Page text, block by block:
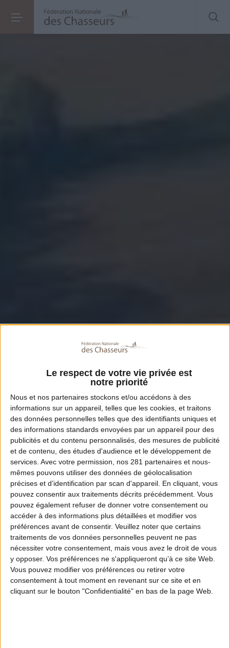
Le respect de votre vie privée est
notre priorité
Nous et nos partenaires stockons et/ou accédons à des
informations sur un appareil, telles que les cookies, et traitons
des données personnelles telles que des identifiants uniques et
des informations standards envoyées par un appareil pour des
publicités et du contenu personnalisés, des mesures de publicité
et de contenu, des études d'audience et le développement de
services. Avec votre permission, nos 281 partenaires et nous-
mêmes pouvons utiliser des données de géolocalisation
précises et d’identification par scan d'appareil. En cliquant, vous
pouvez consentir aux traitements décrits précédemment. Vous
pouvez également refuser de donner votre consentement ou
accéder à des informations plus détaillées et modifier vos
préférences avant de consentir. Veuillez noter que certains
traitements de vos données personnelles peuvent ne pas
nécessiter votre consentement, mais vous avez le droit de vous
y opposer. Vos préférences ne s'appliqueront qu’à ce site Web.
Vous pouvez modifier vos préférences ou retirer votre
consentement à tout moment en revenant sur ce site et en
cliquant sur le bouton "Confidentialité" en bas de la page Web.